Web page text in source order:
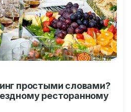
простыми словами?
ресторанному